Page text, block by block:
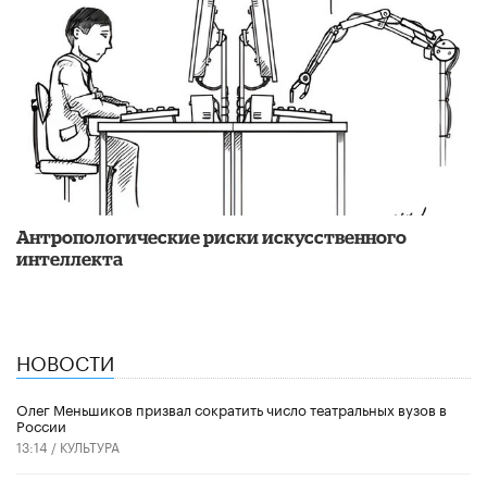
Антропологические риски искусственного
интеллекта
НОВОСТИ
Олег Меньшиков призвал сократить число театральных вузов в
России
13:14 / КУЛЬТУРА